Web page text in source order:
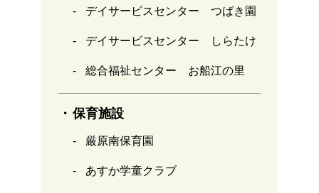
デイサービスセンター つばき園
デイサービスセンター しらたけ
総合福祉センター お船江の里
保育施設
厳原南保育園
あすか学童クラブ